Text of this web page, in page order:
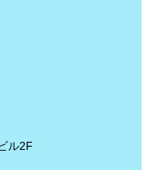
ル2F